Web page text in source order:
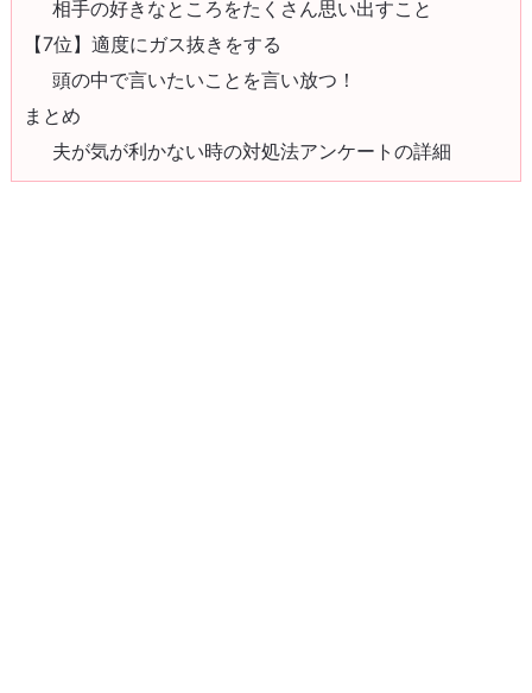
相手の好きなところをたくさん思い出すこと
【7位】適度にガス抜きをする
頭の中で言いたいことを言い放つ！
まとめ
夫が気が利かない時の対処法アンケートの詳細